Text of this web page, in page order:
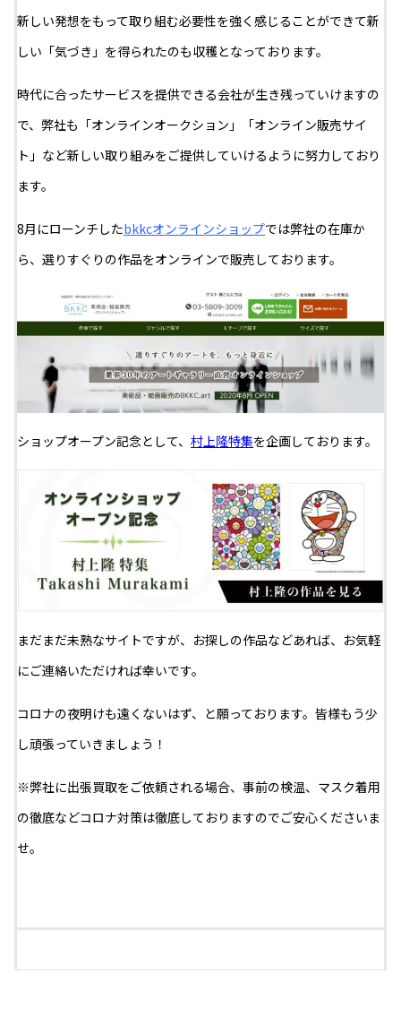
新しい発想をもって取り組む必要性を強く感じることができて新
しい「気づき」を得られたのも収穫となっております。
時代に合ったサービスを提供できる会社が生き残っていけますの
で、弊社も「オンラインオークション」「オンライン販売サイ
ト」など新しい取り組みをご提供していけるように努力しており
ます。
8月にローンチしたbkkcオンラインショップでは弊社の在庫か
ら、選りすぐりの作品をオンラインで販売しております。
ショップオープン記念として、 村上隆特集を企画しております。
まだまだ未熟なサイトですが、お探しの作品などあれば、お気軽
にご連絡いただければ幸いです。
コロナの夜明けも遠くないはず、と願っております。皆様もう少
し頑張っていきましょう！
※弊社に出張買取をご依頼される場合、事前の検温、マスク着用
の徹底などコロナ対策は徹底しておりますのでご安心くださいま
せ。